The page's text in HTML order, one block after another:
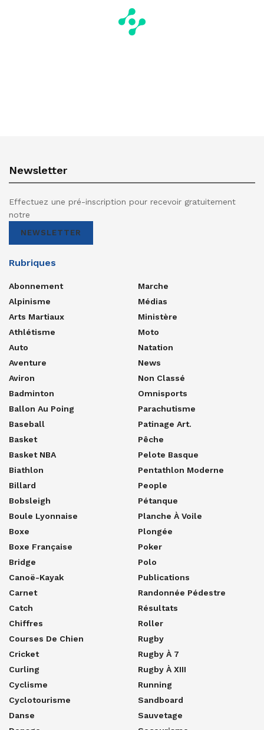
Newsletter
Effectuez une pré-inscription pour recevoir gratuitement
notre
NEWSLETTER
Rubriques
Abonnement
Alpinisme
Arts Martiaux
Athlétisme
Auto
Aventure
Aviron
Badminton
Ballon Au Poing
Baseball
Basket
Basket NBA
Biathlon
Billard
Bobsleigh
Boule Lyonnaise
Boxe
Boxe Française
Bridge
Canoë-Kayak
Carnet
Catch
Chiffres
Courses De Chien
Cricket
Curling
Cyclisme
Cyclotourisme
Danse
Marche
Médias
Ministère
Moto
Natation
News
Non Classé
Omnisports
Parachutisme
Patinage Art.
Pêche
Pelote Basque
Pentathlon Moderne
People
Pétanque
Planche À Voile
Plongée
Poker
Polo
Publications
Randonnée Pédestre
Résultats
Roller
Rugby
Rugby À 7
Rugby À XIII
Running
Sandboard
Sauvetage